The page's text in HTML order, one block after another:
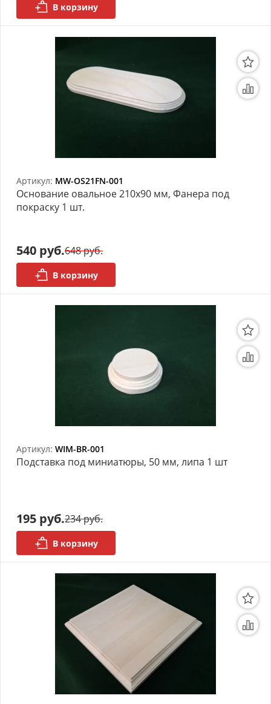
В корзину
Артикул: MW-OS21FN-001
Основание овальное 210х90 мм, Фанера под
покраску 1 шт.
540 руб.648 руб.
В корзину
Артикул: WIM-BR-001
Подставка под миниатюры, 50 мм, липа 1 шт
195 руб.234 руб.
В корзину